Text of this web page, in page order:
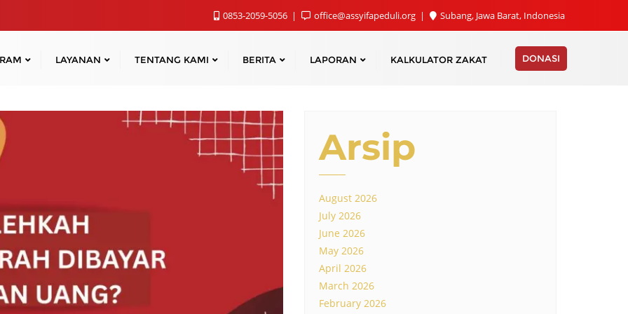
0853-2059-5056 office@assyifapeduli.org Subang, Jawa Barat, Indonesia
LAYANAN TENTANG KAMI BERITA LAPORAN KALKULATOR ZAKAT DONASI
Arsip
August 2026
July 2026
June 2026
May 2026
April 2026
March 2026
February 2026